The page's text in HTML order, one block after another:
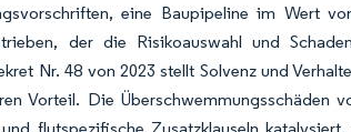
eine Baupipeline im Wert
der die Risikoauswahl und
Nr. 48 von 2023 stellt Solvenz und
Vorteil. Die Überschwemmungsschäden